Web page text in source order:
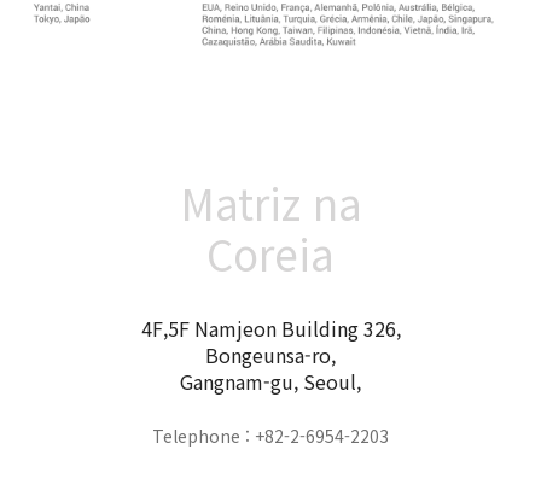
Matriz na
Coreia
4F,5F Namjeon Building 326,
Bongeunsa-ro,
Gangnam-gu, Seoul,
Telephone : +82-2-6954-2203